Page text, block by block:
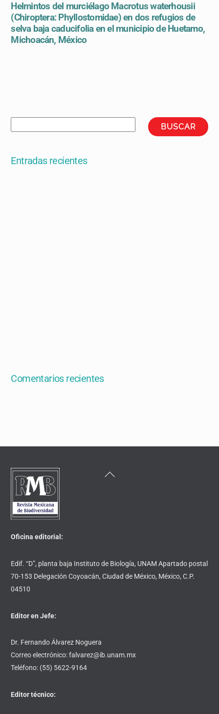
Helmintos del murciélago Macrotus waterhousii
(Chiroptera: Phyllostomidae) en dos refugios de
selva baja caducifolia en el municipio de Huetamo,
Michoacán, México
BUSCAR
Entradas recientes
Comentarios recientes
Back
Oficina editorial:
Edif. “D”, planta baja Instituto de Biología, UNAM Apartado postal
70-153 Delegación Coyoacán, Ciudad de México, México, C.P.
04510
Editor en Jefe:
Dr. Fernando Álvarez Noguera
Correo electrónico: falvarez@ib.unam.mx
Teléfono: (55) 5622-9164
Editor técnico: